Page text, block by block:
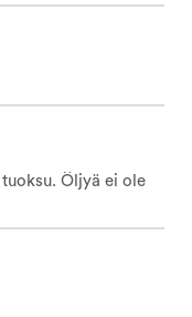
Öljyä ei ole